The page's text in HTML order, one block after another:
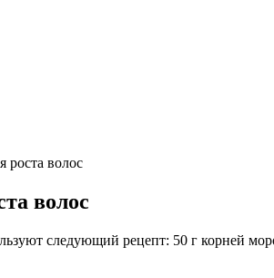
роста волос
волос
следующий рецепт: 50 г корней